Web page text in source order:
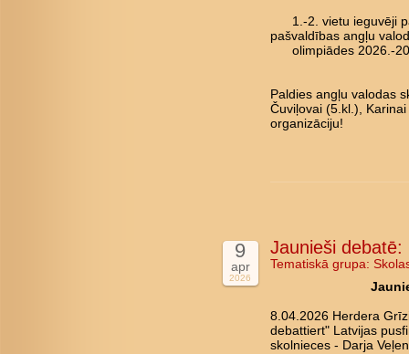
1.-2. vietu ieguvēji
pašvaldības angļu
olimpiādes 2026.-
Paldies angļu valodas
Čuviļovai (5.kl.),
organizāciju!
9
apr
2026
Jaunieši debatē:
Tematiskā grupa:
8.04.2026 Herdera
debattiert" Latvijas
skolnieces - Darja